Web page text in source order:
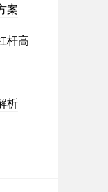
案
杆高
析